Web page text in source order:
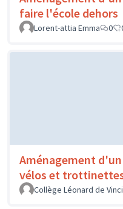
faire l'école dehors
Lorent-attia Emma
0
Aménagement
vélos et
Collège Léonard de Vinci